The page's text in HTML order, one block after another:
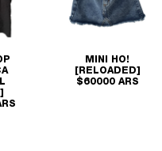
MINI HO!
[RELOADED]
$60000 ARS